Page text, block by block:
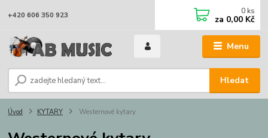
Menu
Hledat
+420 606 350 923 0 ks
za 0,00 Kč
Úvod KYTARY Westernové kytary